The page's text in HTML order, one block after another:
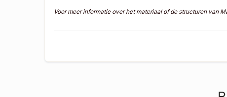
Voor meer informatie over het materiaal of de structuren van